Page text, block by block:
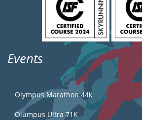
Events
Olympus Marathon 44k
Olumpus Ultra 71K